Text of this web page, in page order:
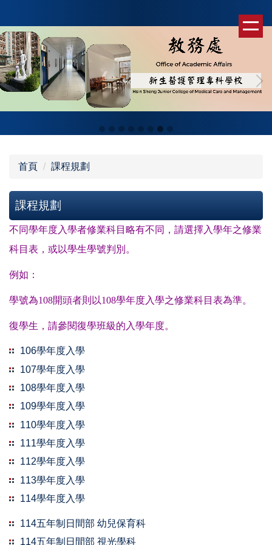
到
主
要
內
容
首頁 課程規劃
課程規劃
不同學年度入學者修業科目略有不同，請選擇入學年之修業
科目表，或以學生學號判別。
例如：
學號為108開頭者則以108學年度入學之修業科目表為準。
復學生，請參閱復學班級的入學年度。
106學年度入學
107學年度入學
108學年度入學
109學年度入學
110學年度入學
111學年度入學
112學年度入學
113學年度入學
114學年度入學
114五年制日間部 幼兒保育科
114五年制日間部 視光學科